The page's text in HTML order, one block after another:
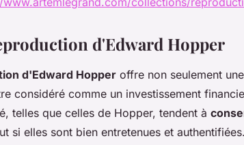
d'Edward Hopper
d'Edward Hopper offre non seulement
considéré comme un investissement
telles que celles de Hopper, tendent à
si elles sont bien entretenues et authentifiées.